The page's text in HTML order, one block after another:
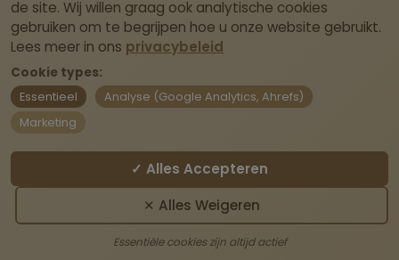
op-den-Berg)
Geen fysieke winkel – afhalen enkel op
afspraak.
webshop@laviedivine.be
© 2026 All Rights Reserved by La Vie Divine
de site. Wij willen graag ook analytische cookies
gebruiken om te begrijpen hoe u onze website gebruikt.
Lees meer in ons privacybeleid
Cookie types:
Essentieel
Analyse (Google Analytics, Ahrefs)
Marketing
✓ Alles Accepteren
✕ Alles Weigeren
Essentiële cookies zijn altijd actief